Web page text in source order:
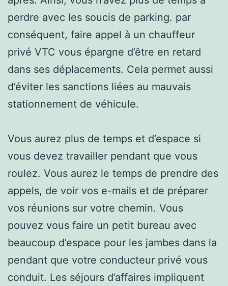
perdre avec les soucis de parking. par
conséquent, faire appel à un chauffeur
privé VTC vous épargne d’être en retard
dans ses déplacements. Cela permet aussi
d’éviter les sanctions liées au mauvais
stationnement de véhicule.
Vous aurez plus de temps et d’espace si
vous devez travailler pendant que vous
roulez. Vous aurez le temps de prendre des
appels, de voir vos e-mails et de préparer
vos réunions sur votre chemin. Vous
pouvez vous faire un petit bureau avec
beaucoup d’espace pour les jambes dans la
pendant que votre conducteur privé vous
conduit. Les séjours d’affaires impliquent